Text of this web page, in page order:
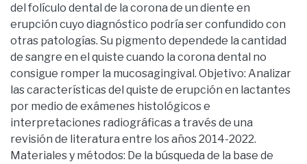
del folículo dental de la corona de un diente en
erupción cuyo diagnóstico podría ser confundido con
otras patologías. Su pigmento dependede la cantidad
de sangre en el quiste cuando la corona dental no
consigue romper la mucosagingival. Objetivo: Analizar
las características del quiste de erupción en lactantes
por medio de exámenes histológicos e
interpretaciones radiográficas a través de una
revisión de literatura entre los años 2014-2022.
Materiales y métodos: De la búsqueda de la base de